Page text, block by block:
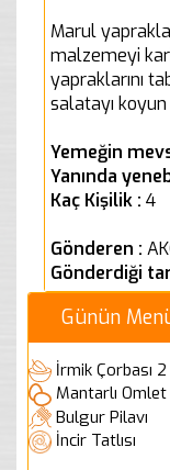
Marul
malzemeyi
yapraklarını
salatayı
Yemeğin
Yanında
Kaç Kişilik : 4
Gönderen :
Gönderdiği
Günün
İrmik Çorbası 2
Mantarlı Omlet
Bulgur Pilavı
İncir Tatlısı